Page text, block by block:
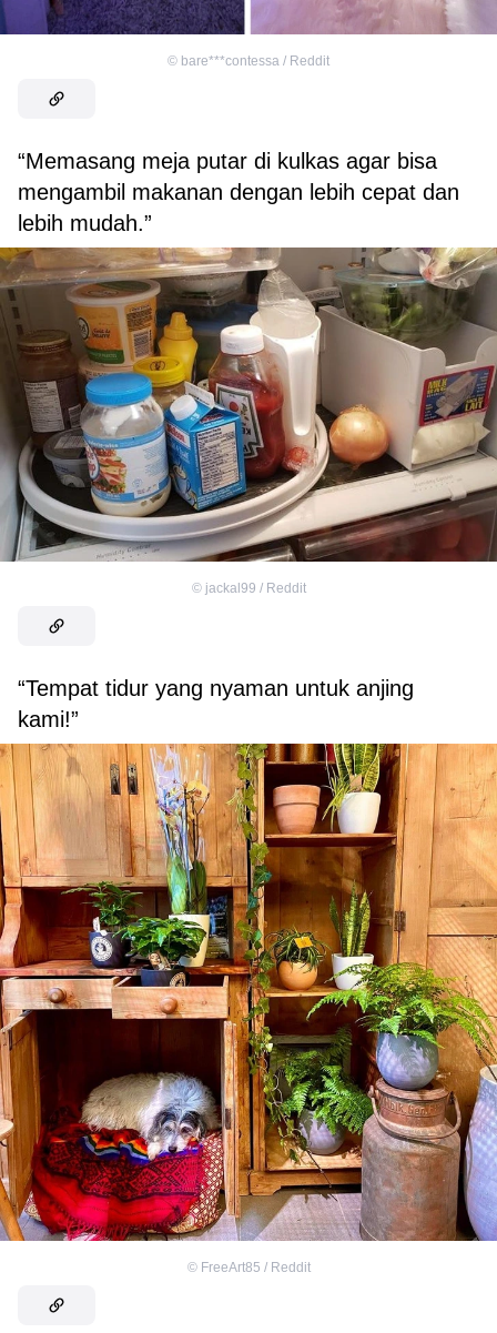
© bare***contessa / Reddit
“Memasang meja putar di kulkas agar bisa
mengambil makanan dengan lebih cepat dan
lebih mudah.”
© jackal99 / Reddit
“Tempat tidur yang nyaman untuk anjing
kami!”
© FreeArt85 / Reddit